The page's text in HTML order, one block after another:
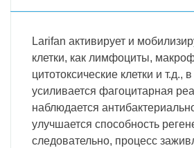
Larifan активирует и
клетки, как лимфоциты,
цитотоксические клетки и т.д.,
усиливается фагоцитарная
наблюдается
улучшается способность
следовательно, процесс